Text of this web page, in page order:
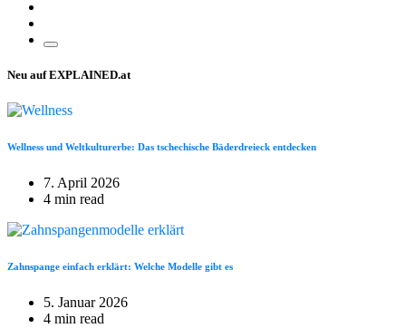
Neu auf EXPLAINED.at
Wellness und Weltkulturerbe: Das tschechische Bäderdreieck entdecken
7. April 2026
4 min read
Zahnspange einfach erklärt: Welche Modelle gibt es
5. Januar 2026
4 min read